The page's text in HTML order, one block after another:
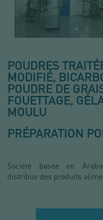
POUDRES
MODIFIÉ,
POUDRE DE
FOUETTAGE,
MOULU
PRÉPARATION
Société basée en
distribue des produits